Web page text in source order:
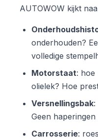
AUTOWOW kijkt
onderhouden?
volledige
Motorstaat: hoe
olielek? Hoe
Versnellingsbak:
Geen
Carrosserie: